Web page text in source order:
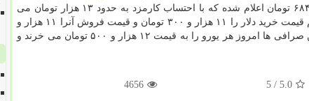
است؛ به صورتی كه قیمت فروش ارز مسافرتی در بانك ها ۱۲ هزار و ۶۸۴ تومان اعلام شده كه با احتساب كارمزد به حدود ۱۳ هزار تومان می
اما صرافی های مجاز بانك مركزی هم قیمت خرید دلار را ۱۱ هزار و ۳۰۰ تومان و قیمت فروش آنرا ۱۱ هزار و
۴۰۰ تومان اعلام نموده اند كه نسبت به هفته گذشته ثابت بوده است. این صرافی ها امروز هر یورو را به قیمت ۱۲ هزار و ۵۰۰ تومان می خرند و
5.0
/ 5
4656